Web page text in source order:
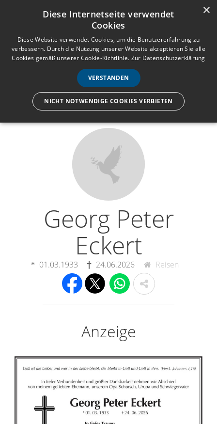
Anmelden Registrieren
e
n
ü
Wir lassen nur die Hand los,
Georg Peter
Eckert
01.03.1933 24.06.2026 Reisen
Anzeige
×
Diese Internetseite verwendet
Cookies
Diese Website verwendet Cookies, um die Benutzererfahrung zu
verbessern. Durch die Nutzung unserer Website akzeptieren Sie alle
Cookies gemäß unserer Cookie-Richtlinie. Zur Datenschutzerklärung
VERSTANDEN
NICHT NOTWENDIGE COOKIES VERBIETEN